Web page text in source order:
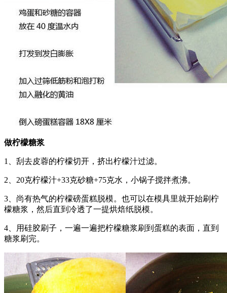
做柠檬糖浆
1、刮去皮蓉的柠檬切开，挤出柠檬汁过滤。
2、20克柠檬汁+33克砂糖+75克水，小锅子搅拌煮沸。
3、尚有热气的柠檬磅蛋糕脱模。也可以在模具里就开始刷柠
檬糖浆，然后直到冷透了一提烘焙纸脱模。
4、用硅胶刷子，一遍一遍把柠檬糖浆刷到蛋糕的表面，直到
糖浆刷完。